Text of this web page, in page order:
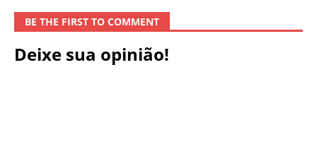
BE THE FIRST TO COMMENT
Deixe sua opinião!